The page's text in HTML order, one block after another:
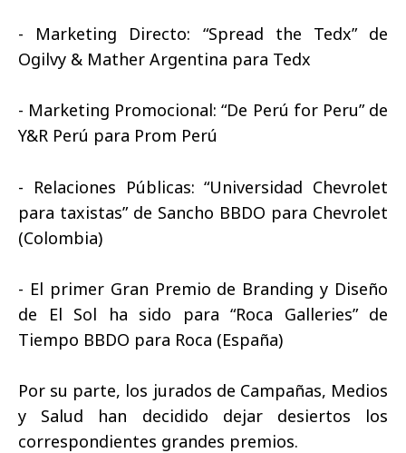
- Marketing Directo: “Spread the Tedx” de
Ogilvy & Mather Argentina para Tedx
- Marketing Promocional: “De Perú for Peru” de
Y&R Perú para Prom Perú
- Relaciones Públicas: “Universidad Chevrolet
para taxistas” de Sancho BBDO para Chevrolet
(Colombia)
- El primer Gran Premio de Branding y Diseño
de El Sol ha sido para “Roca Galleries” de
Tiempo BBDO para Roca (España)
Por su parte, los jurados de Campañas, Medios
y Salud han decidido dejar desiertos los
correspondientes grandes premios.